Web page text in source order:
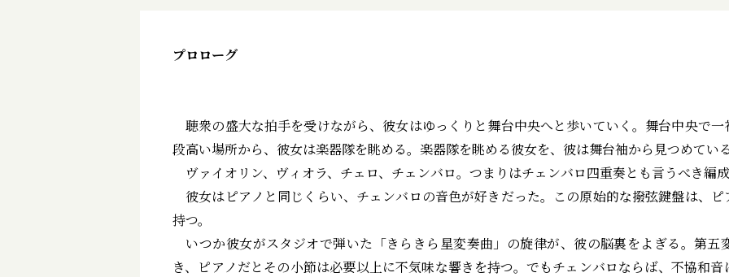
プロローグ
聴衆の盛大な拍手を受けながら、彼女はゆっくりと舞台中央へと歩いていく。舞台中央で
段高い場所から、彼女は楽器隊を眺める。楽器隊を眺める彼女を、彼は舞台袖から見つめてい
ヴァイオリン、ヴィオラ、チェロ、チェンバロ――。つまりはチェンバロ四重奏とも言うべき編
彼女はピアノと同じくらい、チェンバロの音色が好きだった。この原始的な撥弦鍵盤は、
持つ。
いつか彼女がスタジオで弾いた「きらきら星変奏曲」の旋律が、彼の脳裏をよぎる。第五
き、ピアノだとその小節は必要以上に不気味な響きを持つ。でもチェンバロならば、不協和